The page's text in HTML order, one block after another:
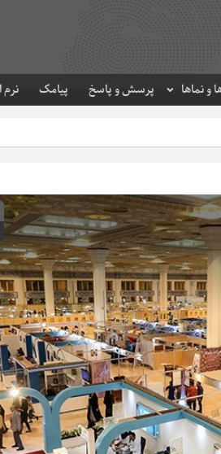
و نماها پرسش و پاسخ پیامک نرم
حرم مطهر امام